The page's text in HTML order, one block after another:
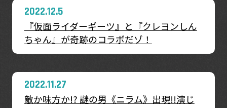
2022.12.5
『仮面ライダーギーツ』と『クレヨンしん
ちゃん』が奇跡のコラボだゾ！
2022.11.27
敵か味方か!? 謎の男《ニラム》出現!!演じ